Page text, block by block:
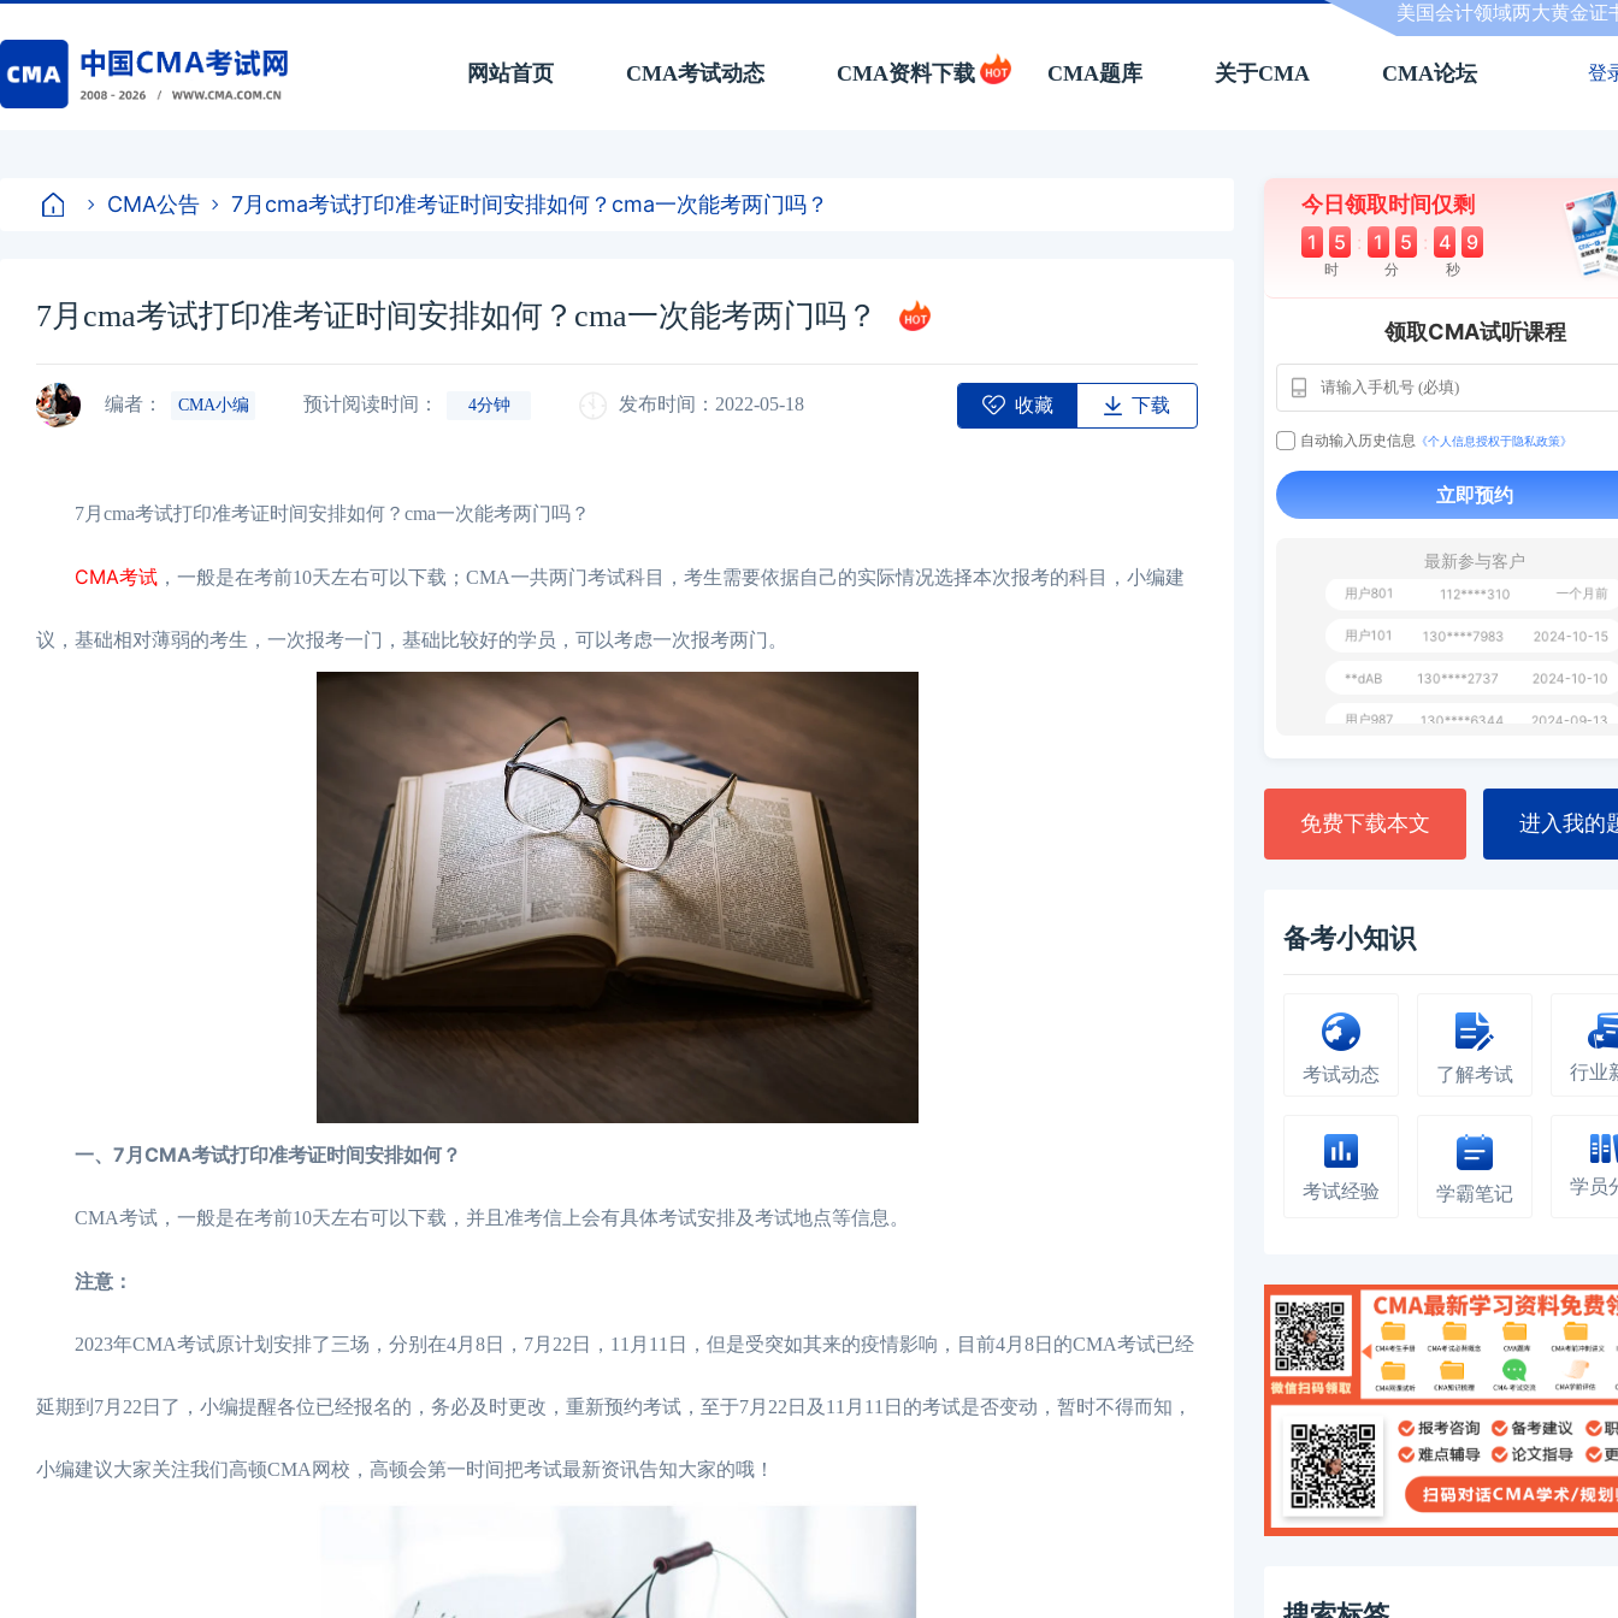
美国会计领域两大黄金证
网站首页 CMA考试动态 CMA资料下载 CMA题库 关于CMA CMA论坛 登
CMA公告 7月cma考试打印准考证时间安排如何？cma一次能考两门吗？
7月cma考试打印准考证时间安排如何？cma一次能考两门吗？
编者： CMA小编 预计阅读时间： 4分钟 发布时间：2022-05-18 收藏 下载
7月cma考试打印准考证时间安排如何？cma一次能考两门吗？
CMA考试 ，一般是在考前10天左右可以下载；CMA一共两门考试科目，考生需要依据自己的实际情况选择本次报考的科目，小编建
议，基础相对薄弱的考生，一次报考一门，基础比较好的学员，可以考虑一次报考两门。
一、7月CMA考试打印准考证时间安排如何？
CMA考试，一般是在考前10天左右可以下载，并且准考信上会有具体考试安排及考试地点等信息。
注意：
2023年CMA考试原计划安排了三场，分别在4月8日，7月22日，11月11日，但是受突如其来的疫情影响，目前4月8日的CMA考试已经
延期到7月22日了，小编提醒各位已经报名的，务必及时更改，重新预约考试，至于7月22日及11月11日的考试是否变动，暂时不得而知，
小编建议大家关注我们高顿CMA网校，高顿会第一时间把考试最新资讯告知大家的哦！
今日领取时间仅剩
1 5 : 1 5 : 4 8
时 分 秒
领取CMA试听课程
自动输入历史信息 《个人信息授权于隐私政策》
立即预约
最新参与客户
用户163 1天前
**AoZ 130****8017 1 天前
130****9630
免费下载本文 进入我的
备考小知识
考试动态 了解考试 行业
考试经验 学霸笔记 学员